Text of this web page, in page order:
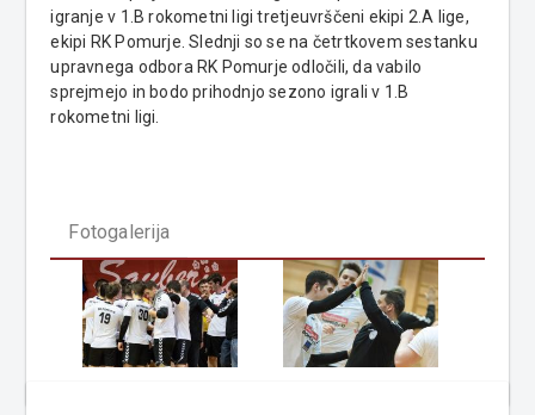
igranje v 1.B rokometni ligi tretjeuvrščeni ekipi 2.A lige,
ekipi RK Pomurje. Slednji so se na četrtkovem sestanku
upravnega odbora RK Pomurje odločili, da vabilo
sprejmejo in bodo prihodnjo sezono igrali v 1.B
rokometni ligi.
Fotogalerija